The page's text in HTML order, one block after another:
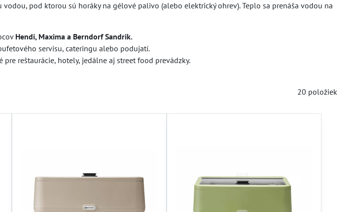
pod ktorou sú horáky na gélové palivo (alebo elektrický ohrev). Teplo sa prenáša vodou na
Hendi, Maxima a Berndorf Sandrik.
servisu, cateringu alebo podujatí.
reštaurácie, hotely, jedálne aj street food prevádzky.
20 položiek